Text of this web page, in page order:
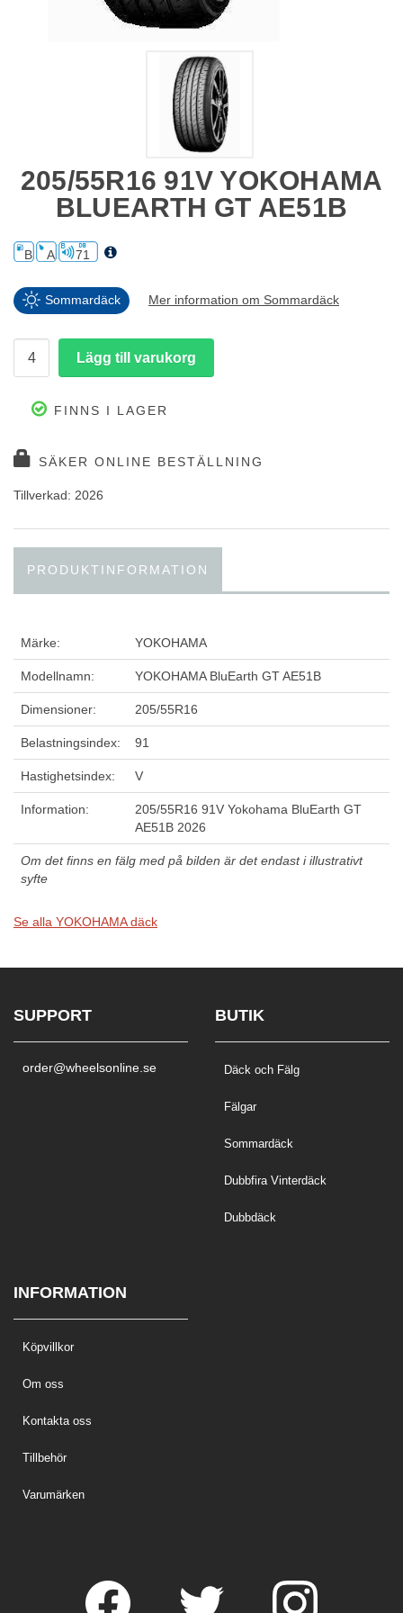
205/55R16 91V YOKOHAMA
BLUEARTH GT AE51B
B A 71
Sommardäck Mer information om Sommardäck
FINNS I LAGER
SÄKER ONLINE BESTÄLLNING
Tillverkad: 2026
PRODUKTINFORMATION
Märke: YOKOHAMA
Modellnamn: YOKOHAMA BluEarth GT AE51B
Dimensioner: 205/55R16
Belastningsindex: 91
Hastighetsindex: V
Information:
205/55R16 91V Yokohama BluEarth GT
AE51B 2026
Om det finns en fälg med på bilden är det endast i illustrativt
syfte
Se alla YOKOHAMA däck
SUPPORT
order@wheelsonline.se
BUTIK
Däck och Fälg
Fälgar
Sommardäck
Dubbfira Vinterdäck
Dubbdäck
INFORMATION
Köpvillkor
Om oss
Kontakta oss
Tillbehör
Varumärken